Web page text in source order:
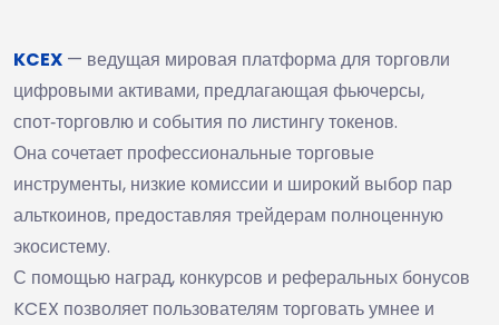
KCEX — ведущая мировая платформа для торговли
цифровыми активами, предлагающая фьючерсы,
спот‑торговлю и события по листингу токенов.
Она сочетает профессиональные торговые
инструменты, низкие комиссии и широкий выбор пар
альткоинов, предоставляя трейдерам полноценную
экосистему.
С помощью наград, конкурсов и реферальных бонусов
KCEX позволяет пользователям торговать умнее и